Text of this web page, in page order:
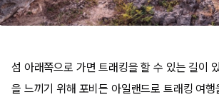
섬 아래쪽으로 가면 트래킹을 할 수 있는 길이
을 느끼기 위해 포비든 아일랜드로 트래킹 여